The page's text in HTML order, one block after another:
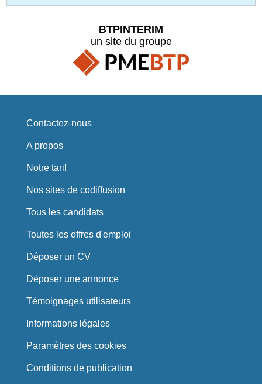
BTPINTERIM
un site du groupe
Contactez-nous
A propos
Notre tarif
Nos sites de codiffusion
Tous les candidats
Toutes les offres d'emploi
Déposer un CV
Déposer une annonce
Témoignages utilisateurs
Informations légales
Paramètres des cookies
Conditions de publication